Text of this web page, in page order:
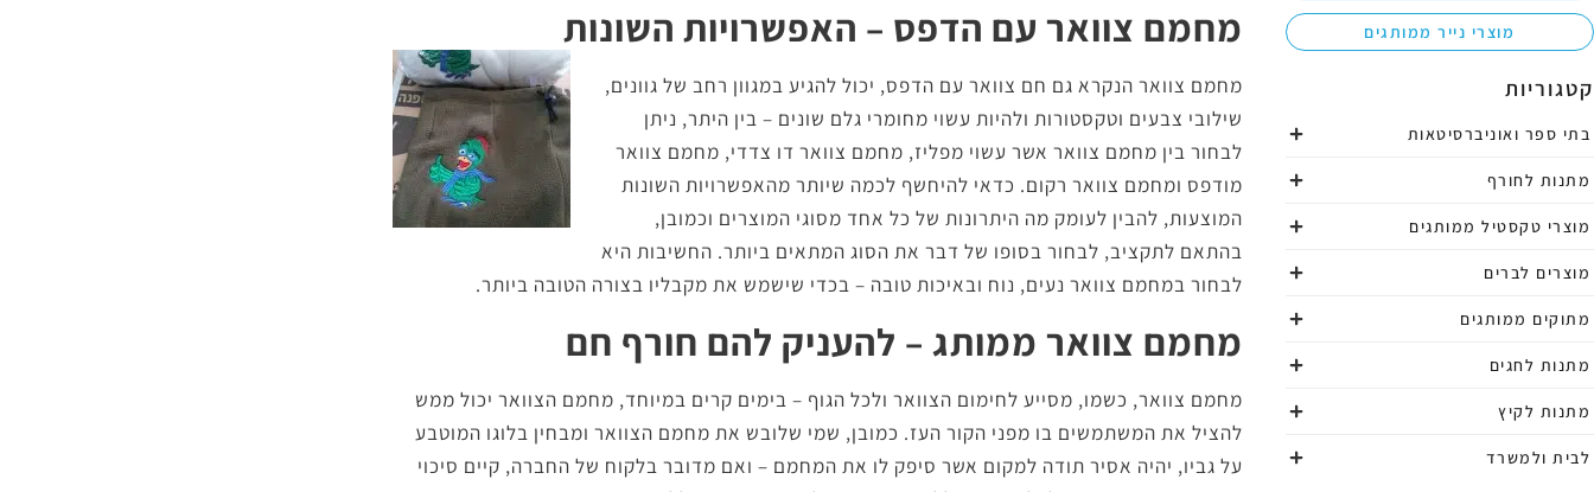
מוצרי נייר ממותגים
קטגוריות
בתי ספר ואוניברסיטאות
מתנות לחורף
מוצרי טקסטיל ממותגים
מוצרים לברים
מתוקים ממותגים
מתנות לחגים
מתנות לקיץ
לבית ולמשרד
מחמם צוואר עם הדפס – האפשרויות השונות
מחמם צוואר הנקרא גם חם צוואר עם הדפס, יכול להגיע במגוון רחב של גוונים,
שילובי צבעים וטקסטורות ולהיות עשוי מחומרי גלם שונים – בין היתר, ניתן
לבחור בין מחמם צוואר אשר עשוי מפליז, מחמם צוואר דו צדדי, מחמם צוואר
מודפס ומחמם צוואר רקום. כדאי להיחשף לכמה שיותר מהאפשרויות השונות
המוצעות, להבין לעומק מה היתרונות של כל אחד מסוגי המוצרים וכמובן,
בהתאם לתקציב, לבחור בסופו של דבר את הסוג המתאים ביותר. החשיבות היא
לבחור במחמם צוואר נעים, נוח ובאיכות טובה – בכדי שישמש את מקבליו בצורה הטובה ביותר.
מחמם צוואר ממותג – להעניק להם חורף חם
מחמם צוואר, כשמו, מסייע לחימום הצוואר ולכל הגוף – בימים קרים במיוחד, מחמם הצוואר יכול ממש
להציל את המשתמשים בו מפני הקור העז. כמובן, שמי שלובש את מחמם הצוואר ומבחין בלוגו המוטבע
על גביו, יהיה אסיר תודה למקום אשר סיפק לו את המחמם – ואם מדובר בלקוח של החברה, קיים סיכוי